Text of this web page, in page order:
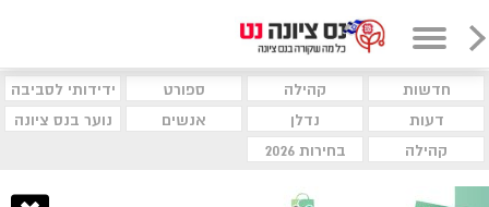
חדשות קהילה ספורט
ידידותי לסביבה
דעות
נדלן אנשים
נוער בנס ציונה
קהילה
בחירות 2026